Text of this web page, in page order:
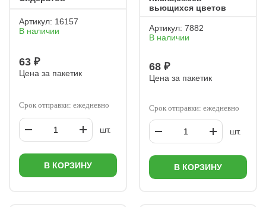
Артикул: 16157
В наличии
63 ₽
Цена за пакетик
Срок отправки: ежедневно
шт.
В КОРЗИНУ
вьющихся цветов
Артикул: 7882
В наличии
68 ₽
Цена за пакетик
Срок отправки: ежедневно
шт.
В КОРЗИНУ